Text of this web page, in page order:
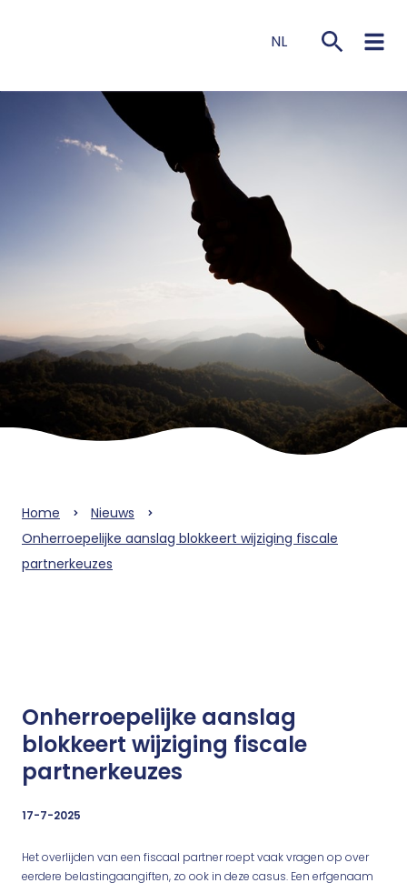
NL
Home
Nieuws
Onherroepelijke aanslag blokkeert wijziging fiscale
partnerkeuzes
Onherroepelijke aanslag
blokkeert wijziging fiscale
partnerkeuzes
17-7-2025
Het overlijden van een fiscaal partner roept vaak vragen op over
eerdere belastingaangiften, zo ook in deze casus. Een erfgenaam